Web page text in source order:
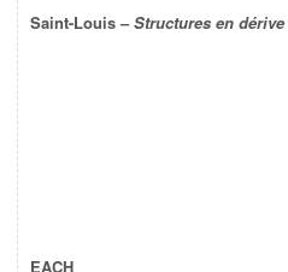
Saint-Louis –Structures en dérive
EACH